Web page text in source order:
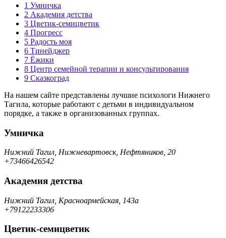
1 Умничка
2 Академия детства
3 Цветик-семицветик
4 Прогресс
5 Радость моя
6 Тинейджер
7 Ёжики
8 Центр семейной терапии и консультирования
9 Сказкоград
На нашем сайте представлены лучшие психологи Нижнего
Тагила, которые работают с детьми в индивидуальном
порядке, а также в организованных группах.
Умничка
Нижний Тагил, Нижневартовск, Нефтяников, 20
+73466426542
Академия детства
Нижний Тагил, Красноармейская, 143а
+79122233306
Цветик-семицветик